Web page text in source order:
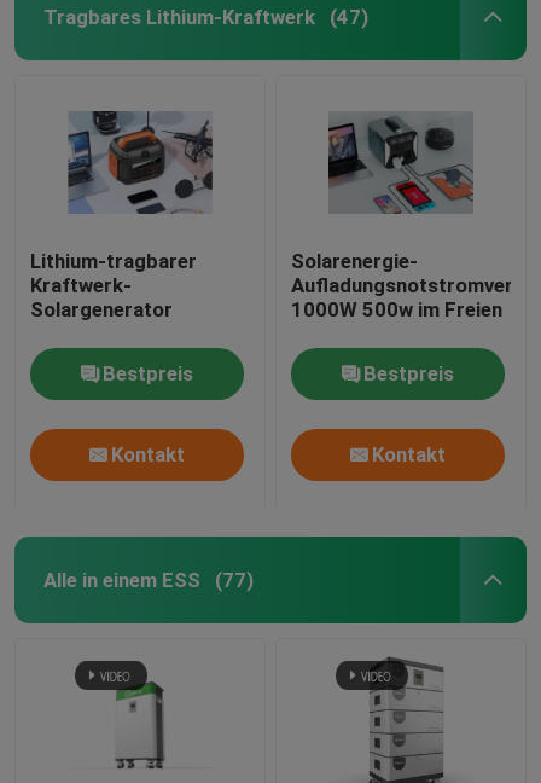
Tragbares Lithium-Kraftwerk (47)
Lithium-tragbarer
Kraftwerk-
Solargenerator
Bestpreis
Kontakt
Solarenergie-
1000W 500w im Freien
Bestpreis
Kontakt
Alle in einem ESS (77)